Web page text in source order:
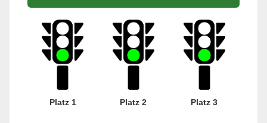
Platz 1 Platz 2 Platz 3